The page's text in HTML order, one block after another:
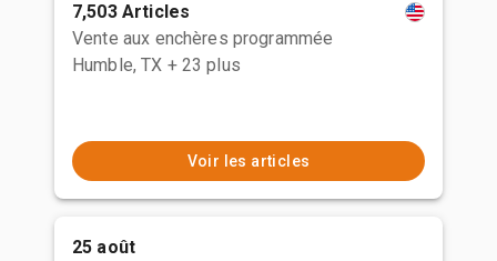
7,503 Articles
Vente aux enchères programmée
Humble, TX + 23 plus
Voir les articles
25 août